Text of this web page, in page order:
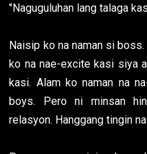
"Naguguluhan lang talaga
Naisip ko na naman si
ko na nae-excite kasi siya
kasi. Alam ko naman na
boys. Pero ni minsan
relasyon. Hanggang tingin